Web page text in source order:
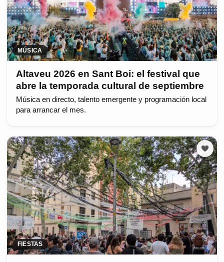
MÚSICA
Altaveu 2026 en Sant Boi: el festival que
abre la temporada cultural de septiembre
Música en directo, talento emergente y programación local
para arrancar el mes.
FIESTAS